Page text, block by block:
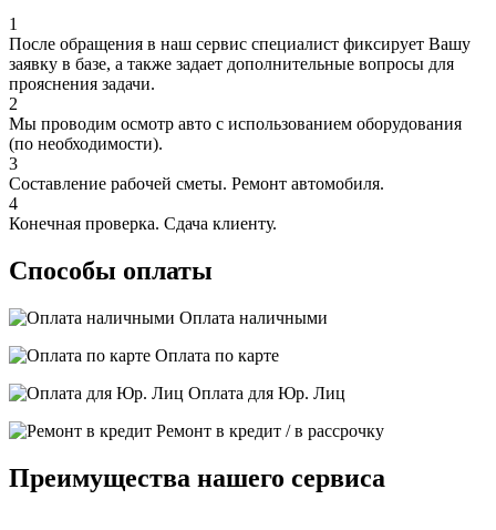
1
После обращения в наш сервис специалист фиксирует Вашу
заявку в базе, а также задает дополнительные вопросы для
прояснения задачи.
2
Мы проводим осмотр авто с использованием оборудования
(по необходимости).
3
Составление рабочей сметы. Ремонт автомобиля.
4
Конечная проверка. Сдача клиенту.
Способы оплаты
Оплата наличными
Оплата по карте
Оплата для Юр. Лиц
Ремонт в кредит / в рассрочку
Преимущества нашего сервиса